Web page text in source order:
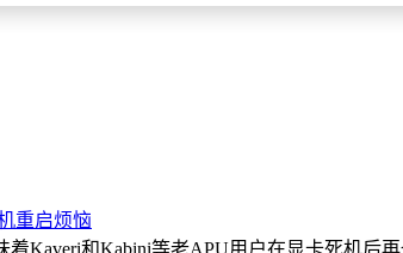
重启烦恼
Kaveri和Kabini等老APU用户在显卡死机后